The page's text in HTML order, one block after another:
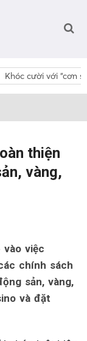
Khóc cười với “cơn
thiện
vàng,
việc
chính sách
sản, vàng,
và đặt